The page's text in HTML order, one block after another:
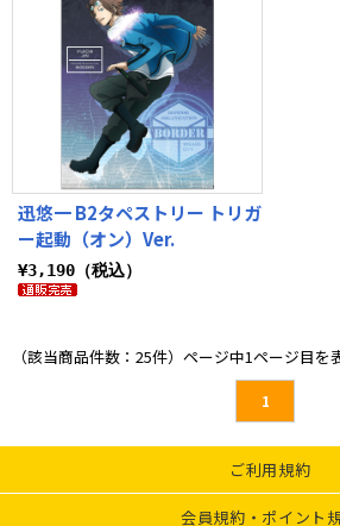
迅悠一 B2タペストリー トリガ
ー起動（オン）Ver.
¥3,190（税込）
（該当商品件数：25件）ページ中1ページ目を
1
ご利用規約
会員規約・ポイント